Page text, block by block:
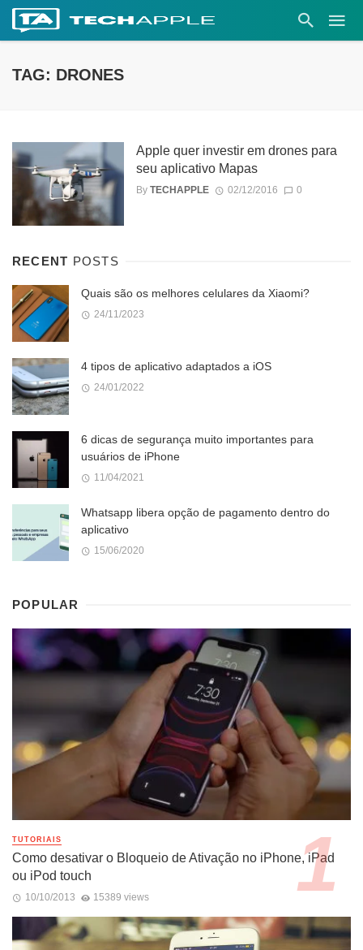
TAG: DRONES
Apple quer investir em drones para
seu aplicativo Mapas
By TECHAPPLE 02/12/2016 0
RECENT POSTS
Quais são os melhores celulares da Xiaomi?
24/11/2023
4 tipos de aplicativo adaptados a iOS
24/01/2022
6 dicas de segurança muito importantes para
usuários de iPhone
11/04/2021
Whatsapp libera opção de pagamento dentro do
aplicativo
15/06/2020
POPULAR
TUTORIAIS
Como desativar o Bloqueio de Ativação no iPhone, iPad
ou iPod touch
10/10/2013 15389 views